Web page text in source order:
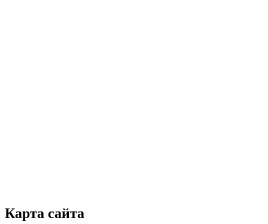
Карта сайта